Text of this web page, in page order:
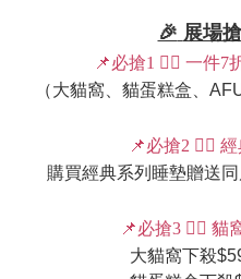
🎉 展場
📌必搶1 👉🏻 一件7
（大貓窩、貓蛋糕盒、
📌必搶2 👉🏻 經
購買經典系列睡墊贈送
📌必搶3 👉🏻 貓
大貓窩下殺